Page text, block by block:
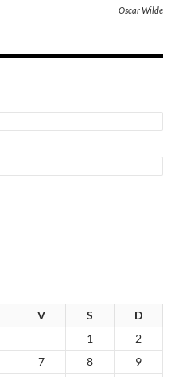
Oscar Wilde
V S
D
1
2
7 8
9